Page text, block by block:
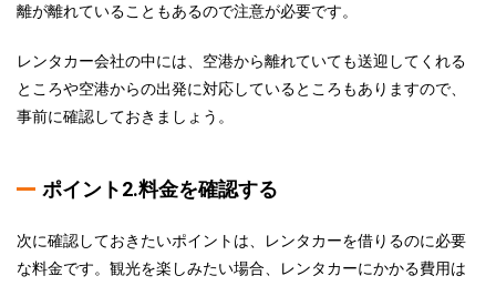
離が離れていることもあるので注意が必要です。
レンタカー会社の中には、空港から離れていても送迎してくれる
ところや空港からの出発に対応しているところもありますので、
事前に確認しておきましょう。
ポイント2.料金を確認する
次に確認しておきたいポイントは、レンタカーを借りるのに必要
な料金です。観光を楽しみたい場合、レンタカーにかかる費用は